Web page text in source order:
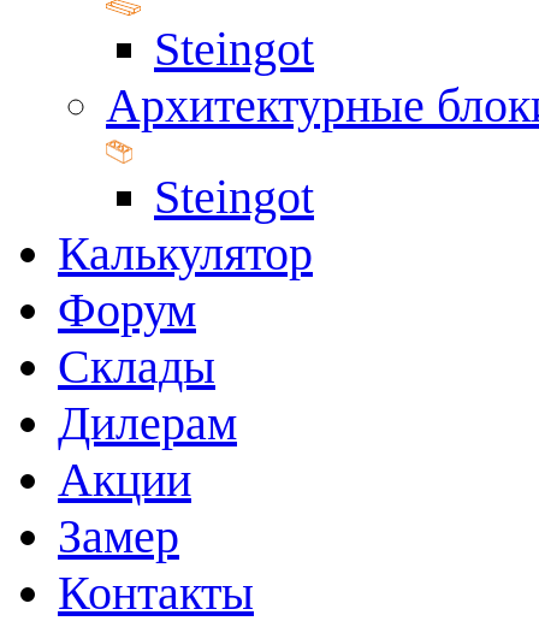
Steingot
Архитектурные
Steingot
Калькулятор
Форум
Склады
Дилерам
Акции
Замер
Контакты